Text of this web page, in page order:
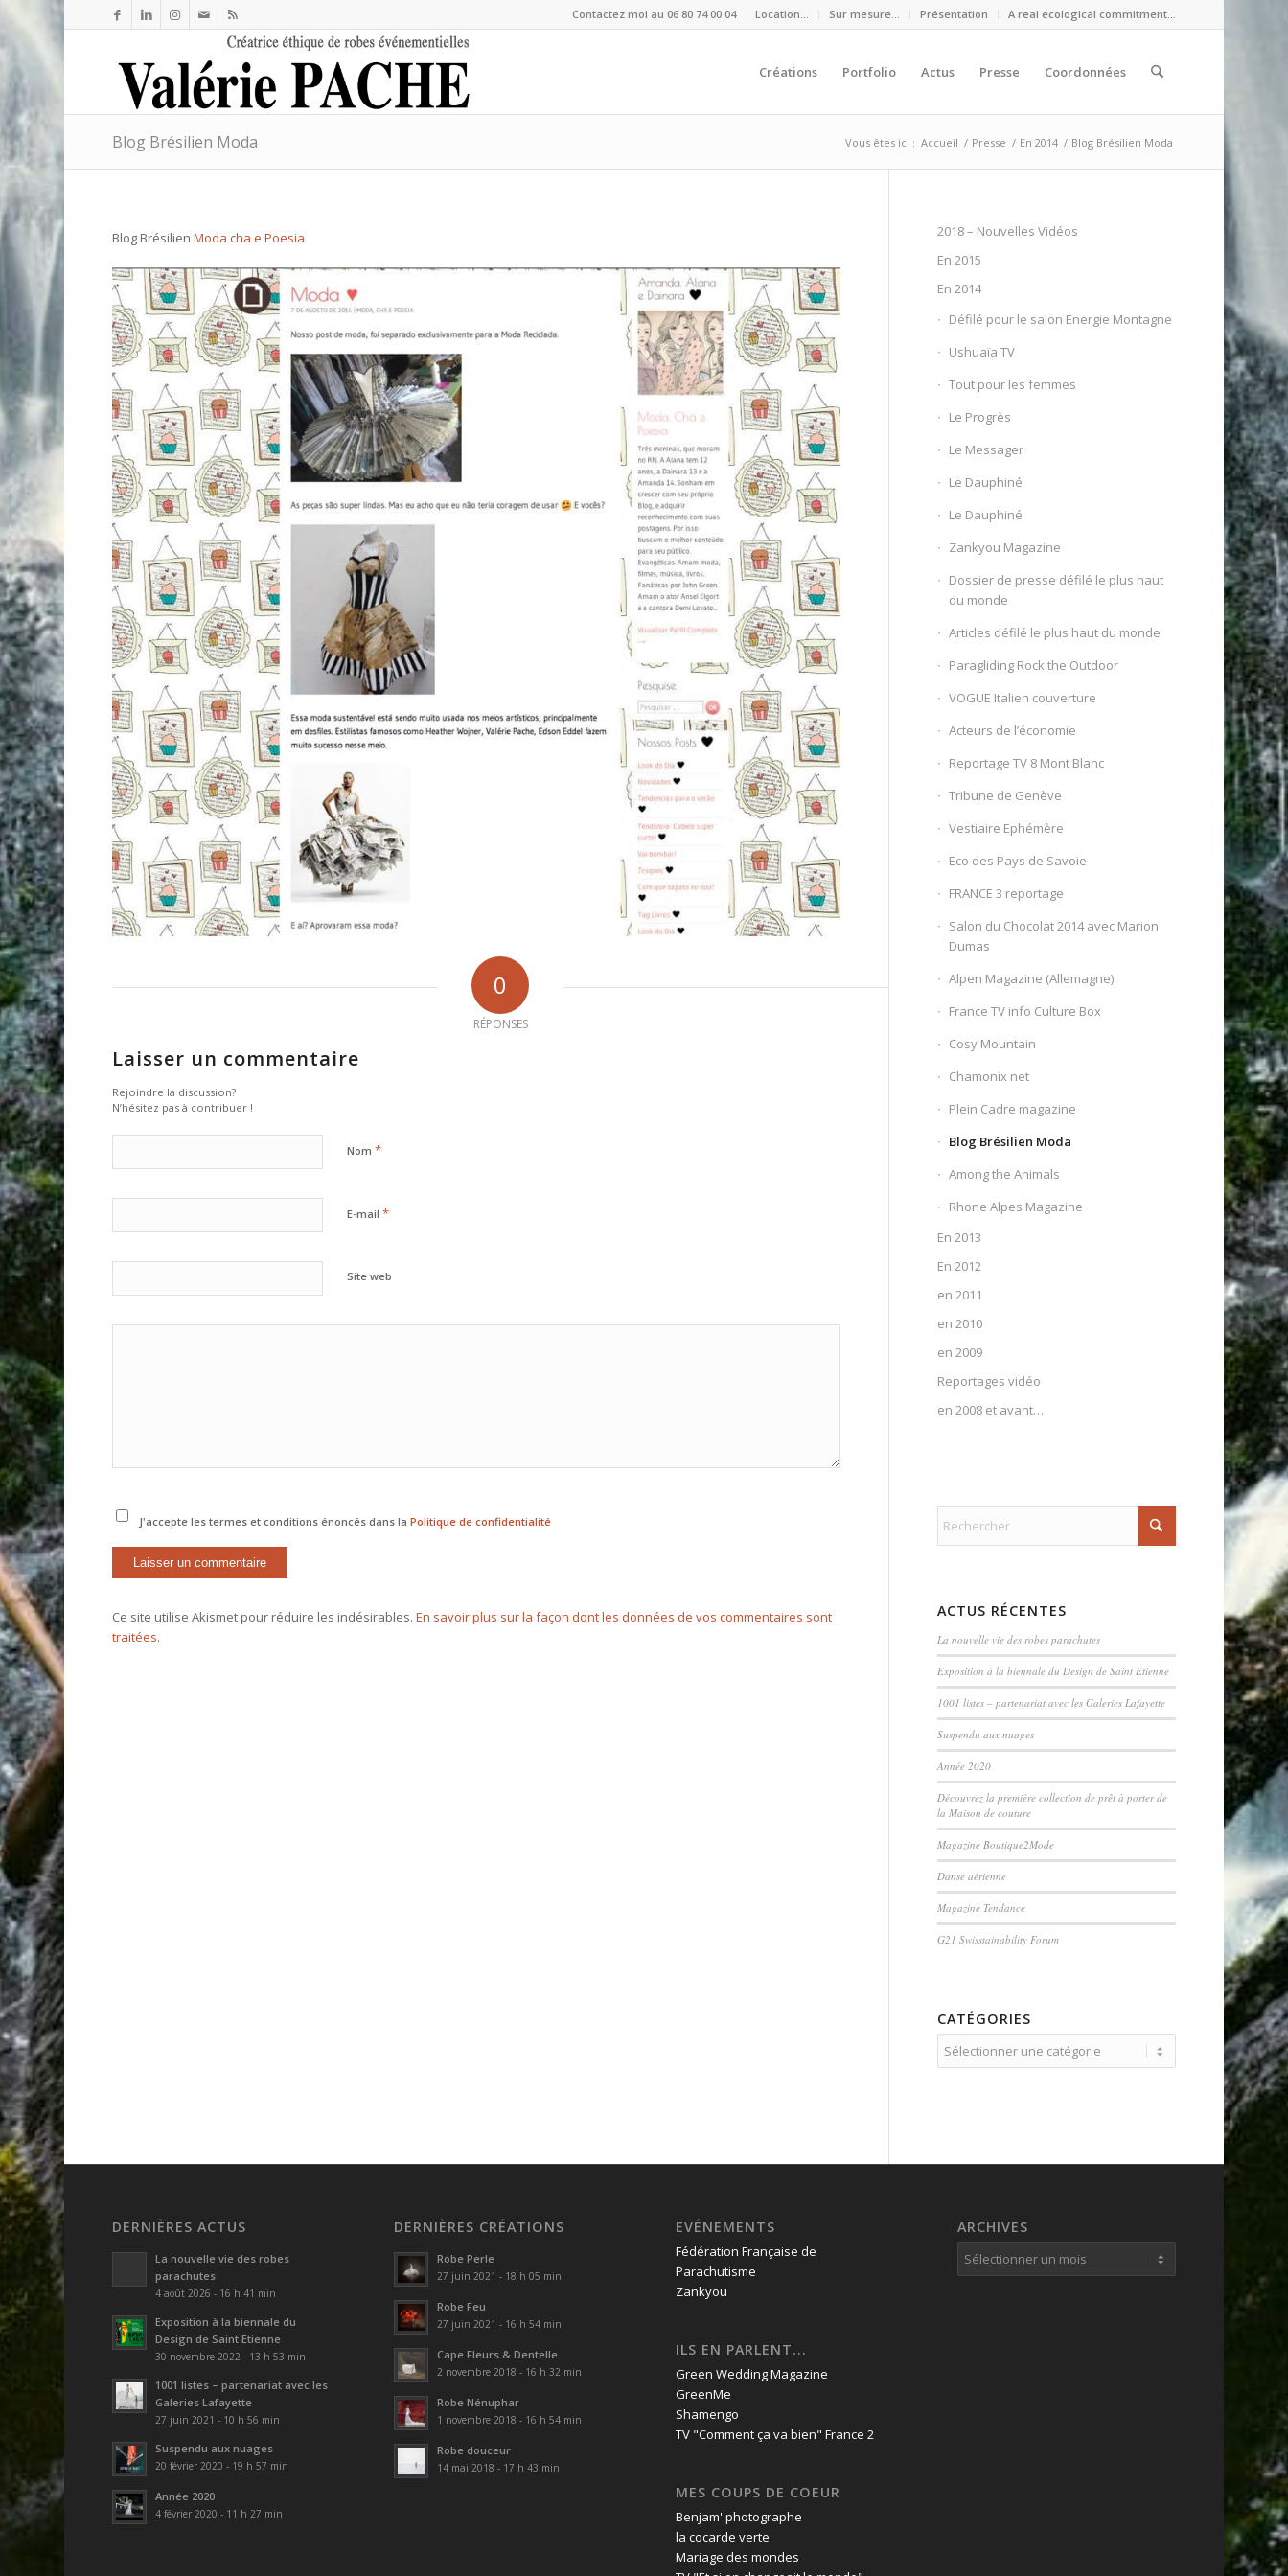
Location… Sur mesure… Présentation A real ecological commitment…
Contactez moi au 06 80 74 00 04
Créations Portfolio Actus Presse Coordonnées
Blog Brésilien Moda Vous êtes ici : Accueil / Presse / En 2014 / Blog Brésilien Moda
Blog BrésilienModa cha e Poesia
0
RÉPONSES
Laisser un commentaire
Rejoindre la discussion?
N’hésitez pas à contribuer !
Nom*
E-mail*
Site web
J'accepte les termes et conditions énoncés dans la Politique de confidentialité
Ce site utilise Akismet pour réduire les indésirables.En savoir plus sur la façon dont les données de vos commentaires sont
traitées.
2018 – Nouvelles Vidéos
En 2015
En 2014
Défilé pour le salon Energie Montagne
Ushuaïa TV
Tout pour les femmes
Le Progrès
Le Messager
Le Dauphiné
Le Dauphiné
Zankyou Magazine
Dossier de presse défilé le plus haut
du monde
Articles défilé le plus haut du monde
Paragliding Rock the Outdoor
VOGUE Italien couverture
Acteurs de l’économie
Reportage TV 8 Mont Blanc
Tribune de Genève
Vestiaire Ephémère
Eco des Pays de Savoie
FRANCE 3 reportage
Salon du Chocolat 2014 avec Marion
Dumas
Alpen Magazine (Allemagne)
France TV info Culture Box
Cosy Mountain
Chamonix net
Plein Cadre magazine
Blog Brésilien Moda
Among the Animals
Rhone Alpes Magazine
En 2013
En 2012
en 2011
en 2010
en 2009
Reportages vidéo
en 2008 et avant…
ACTUS RÉCENTES
La nouvelle vie des robes parachutes
Exposition à la biennale du Design de Saint Etienne
1001 listes – partenariat avec les Galeries Lafayette
Suspendu aux nuages
Année 2020
Découvrez la première collection de prêt à porter de
la Maison de couture
Magazine Boutique2Mode
Danse aérienne
Magazine Tendance
G21 Swisstainability Forum
CATÉGORIES
Catégories
DERNIÈRES ACTUS
La nouvelle vie des robes
parachutes
4 août 2026 - 16 h 41 min
Exposition à la biennale du
Design de Saint Etienne
30 novembre 2022 - 13 h 53 min
1001 listes – partenariat avec les
Galeries Lafayette
27 juin 2021 - 10 h 56 min
Suspendu aux nuages
20 février 2020 - 19 h 57 min
Année 2020
4 février 2020 - 11 h 27 min
DERNIÈRES CRÉATIONS
Robe Perle
27 juin 2021 - 18 h 05 min
Robe Feu
27 juin 2021 - 16 h 54 min
Cape Fleurs & Dentelle
2 novembre 2018 - 16 h 32 min
Robe Nénuphar
1 novembre 2018 - 16 h 54 min
Robe douceur
14 mai 2018 - 17 h 43 min
EVÉNEMENTS
Fédération Française de
Parachutisme
Zankyou
ILS EN PARLENT...
Green Wedding Magazine
GreenMe
Shamengo
TV "Comment ça va bien" France 2
MES COUPS DE COEUR
Benjam' photographe
la cocarde verte
Mariage des mondes
ARCHIVES